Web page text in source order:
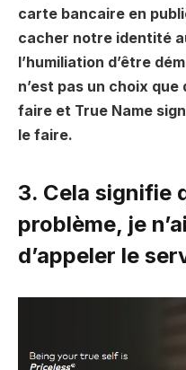
carte bancaire en
cacher notre identité
l’humiliation d’être
n’est pas un choix
faire et True Name
le faire.
3. Cela signifie
problème, je
d’appeler le